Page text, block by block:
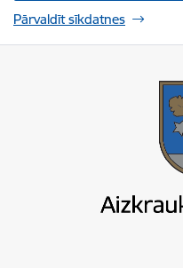
Pārvaldīt sīkdatnes